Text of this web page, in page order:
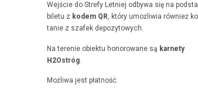
Wejś­cie do Stre­fy Let­niej odby­wa się na
bile­tu z kodem QR, który umożli­wia również
tanie z szafek depozytowych.
Na tere­nie obiek­tu hon­orowane są kar­ne­ty
H2Ostróg
Możli­wa jest płatność: